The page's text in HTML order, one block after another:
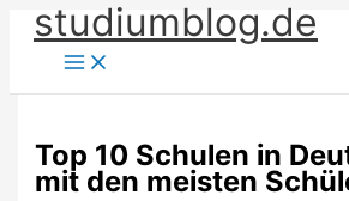
Zum
Inhalt
springen
studiumblog.de
Top 10 Schulen in
mit den meisten